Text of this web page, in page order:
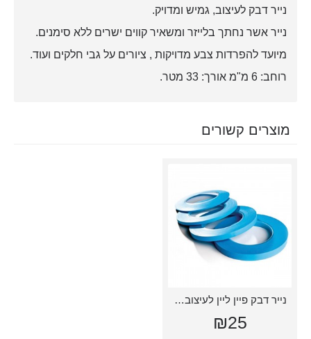
נייר דבק לעיצוב, גמיש ומדויק.
נייר אשר נחתך בלייזר ומשאיר קווים ישרים ללא סימנים.
מיועד להפרדות צבע מדויקות , ציורים על גבי חלקים ועוד.
רוחב: 6 מ"מ אורך: 33 מטר.
מוצרים קשורים
נייר דבק פיין ליין לעיצוב 3 ממ
₪25